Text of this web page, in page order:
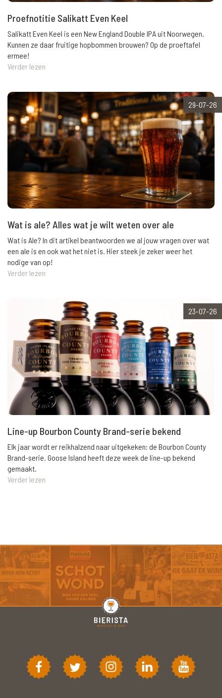
Proefnotitie Salikatt Even Keel
Salikatt Even Keel is een New England Double IPA uit Noorwegen.
Kunnen ze daar fruitige hopbommen brouwen? Op de proeftafel
ermee!
Verder lezen
29-07-26
Wat is ale? Alles wat je wilt weten over ale
Wat is Ale? In dit artikel beantwoorden we al jouw vragen over wat
een ale is en ook wat het niet is. Hier steek je zeker weer het
nodige van op!
Verder lezen
23-07-26
Line-up Bourbon County Brand-serie bekend
Elk jaar wordt er reikhalzend naar uitgekeken: de Bourbon County
Brand-serie. Goose Island heeft deze week de line-up bekend
gemaakt.
Verder lezen